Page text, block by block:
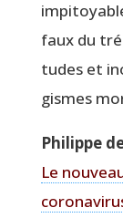
faux du
tudes et
gismes
Phi­lippe
Le